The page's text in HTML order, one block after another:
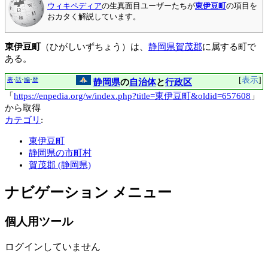
ウィキペディアの生真面目ユーザーたちが東伊豆町の項目を
おカタく解説しています。
東伊豆町 （ひがしいずちょう）は、 静岡県賀茂郡に属する町で
ある。
表示
表･話･編･ 歴 静岡県の自治体と行政区
「 https://enpedia.org/w/index.php?title=東伊豆町&oldid=657608 」
から取得
カテゴリ :
東伊豆町
静岡県の市町村
賀茂郡 (静岡県)
ナビゲーション メニュー
個人用ツール
ログインしていません